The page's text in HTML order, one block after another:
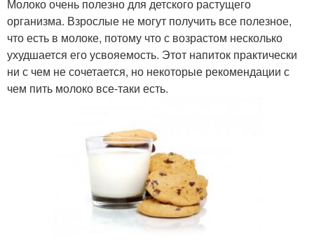
Молоко очень полезно для детского растущего
организма. Взрослые не могут получить все полезное,
что есть в молоке, потому что с возрастом несколько
ухудшается его усвояемость. Этот напиток практически
ни с чем не сочетается, но некоторые рекомендации с
чем пить молоко все-таки есть.